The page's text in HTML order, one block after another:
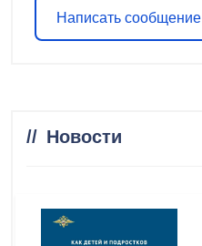
Написать сообщение
Новости